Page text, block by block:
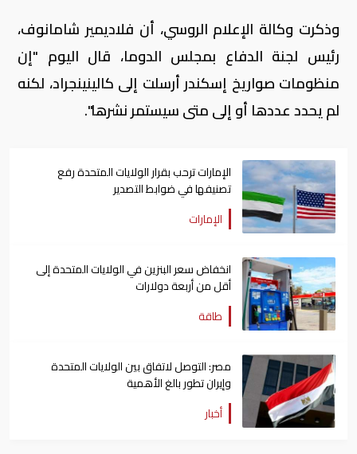
وذكرت وكالة الإعلام الروسي،‭‭‭ ‬‬‬أن فلاديمير شامانوف،
رئيس لجنة الدفاع بمجلس الدوما، قال اليوم "إن
منظومات صواريخ إسكندر أرسلت إلى كالينينجراد، لكنه
لم يحدد عددها أو إلى متى سيستمر نشرها".
الإمارات ترحب بقرار الولايات المتحدة رفع
تصنيفها في ضوابط التصدير
الإمارات
انخفاض سعر البنزين في الولايات المتحدة إلى
أقل من أربعة دولارات
طاقة
مصر: التوصل لاتفاق بين الولايات المتحدة
وإيران تطور بالغ الأهمية
أخبار